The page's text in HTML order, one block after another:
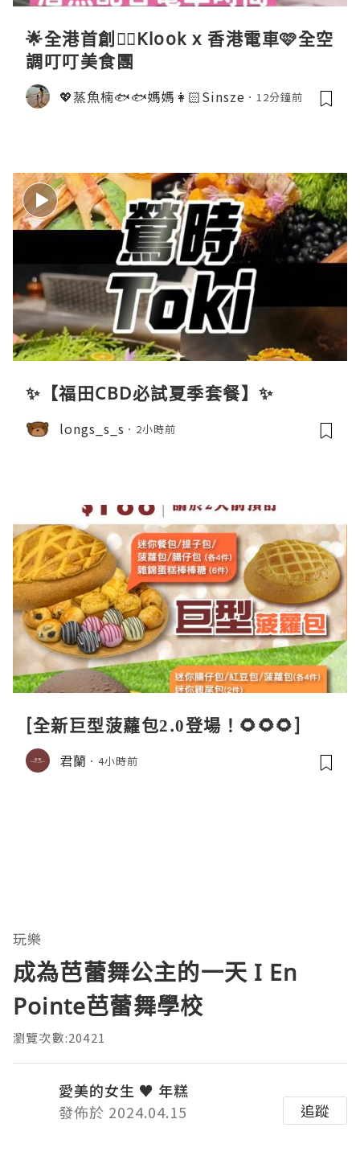
🌟全港首創☝🏻Klook x 香港電車🩷全空
調叮叮美食團
💖蒸魚楠🐟🐟媽媽👩🏻Sinsze 12分鐘前
✨【福田CBD必試夏季套餐】✨
longs_s_s 2小時前
[全新巨型菠蘿包2.0登場！🌻🌻🌻]
君蘭 4小時前
玩樂
成為芭蕾舞公主的一天 I En
Pointe芭蕾舞學校
瀏覽次數:20421
愛美的女生 ♥ 年糕
發佈於 2024.04.15
追蹤